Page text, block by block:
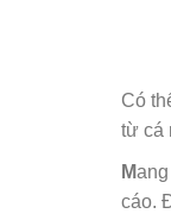
Có
từ cá
M
cáo.